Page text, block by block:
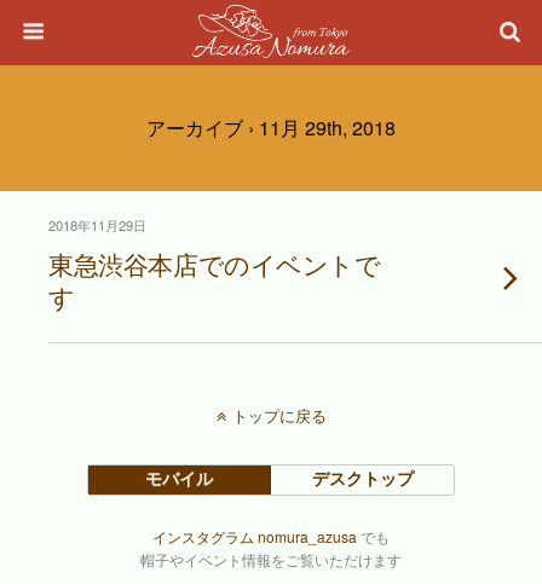
アーカイブ › 11月 29th, 2018
2018年11月29日
東急渋谷本店でのイベントで
す
トップに戻る
モバイル デスクトップ
インスタグラム nomura_azusa でも
帽子やイベント情報をご覧いただけます